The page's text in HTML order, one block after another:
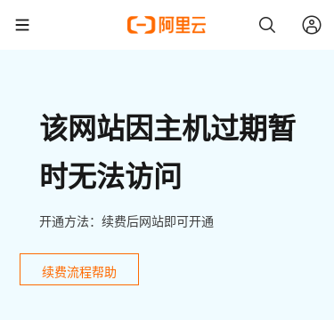
该网站因主机过期暂
时无法访问
开通方法：续费后网站即可开通
续费流程帮助